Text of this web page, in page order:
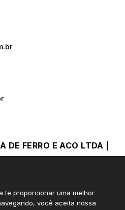
DE FERRO E ACO LTDA |
te proporcionar uma melhor
você aceita nossa